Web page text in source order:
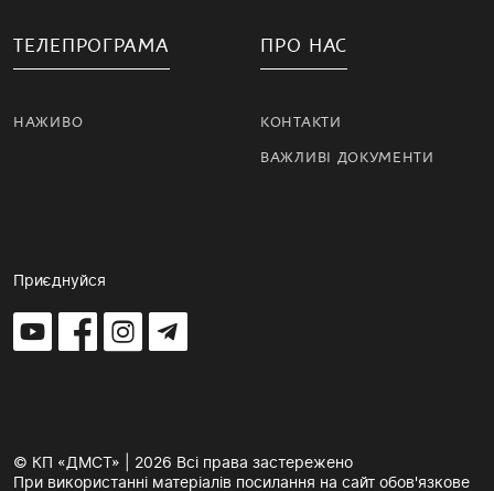
ТЕЛЕПРОГРАМА
НАЖИВО
ПРО НАС
КОНТАКТИ
ВАЖЛИВІ ДОКУМЕНТИ
Приєднуйся
© КП «ДМСТ» | 2026 Всі права застережено
При використанні матеріалів посилання на сайт обов'язкове